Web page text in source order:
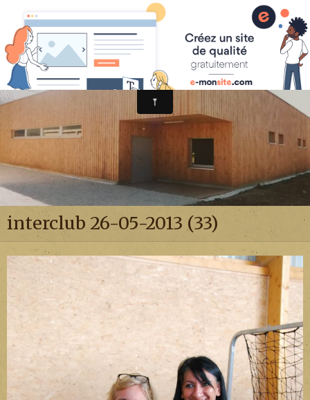
Avenir Judo Sonzay
interclub 26-05-2013 (33)